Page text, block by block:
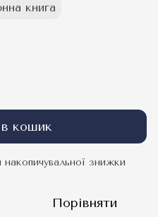
книга
кошик
знижки
Порівняти